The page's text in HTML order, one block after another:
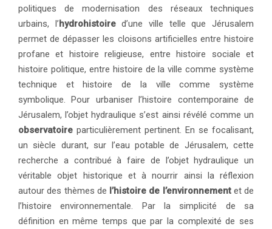
politiques de modernisation des réseaux techniques
urbains, l’hydrohistoired’une ville telle que Jérusalem
permet de dépasser les cloisons artificielles entre histoire
profane et histoire religieuse, entre histoire sociale et
histoire politique, entre histoire de la ville comme système
technique et histoire de la ville comme système
symbolique. Pour urbaniser l’histoire contemporaine de
Jérusalem, l’objet hydraulique s’est ainsi révélé comme un
observatoire particulièrement pertinent. En se focalisant,
un siècle durant, sur l’eau potable de Jérusalem, cette
recherche a contribué à faire de l’objet hydraulique un
véritable objet historique et à nourrir ainsi la réflexion
autour des thèmes de l’histoire de l’environnementet de
l’histoire environnementale. Par la simplicité de sa
définition en même temps que par la complexité de ses